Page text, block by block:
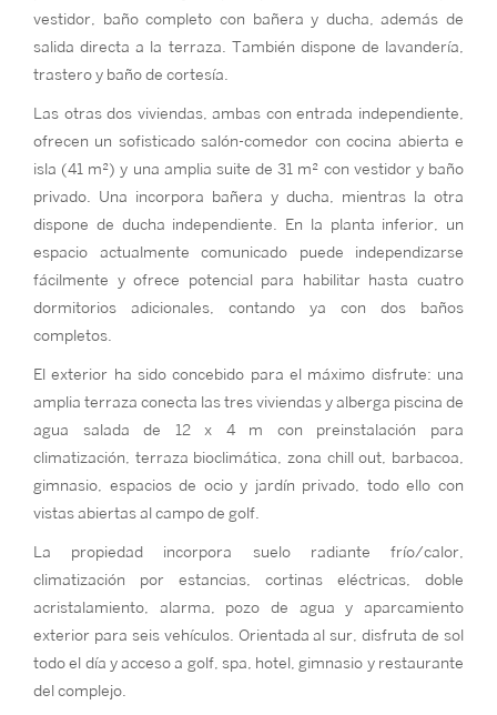
vestidor, baño completo con bañera y ducha, además de
salida directa a la terraza. También dispone de lavandería,
trastero y baño de cortesía.
Las otras dos viviendas, ambas con entrada independiente,
ofrecen un sofisticado salón-comedor con cocina abierta e
isla (41 m²) y una amplia suite de 31 m² con vestidor y baño
privado. Una incorpora bañera y ducha, mientras la otra
dispone de ducha independiente. En la planta inferior, un
espacio actualmente comunicado puede independizarse
fácilmente y ofrece potencial para habilitar hasta cuatro
dormitorios adicionales, contando ya con dos baños
completos.
El exterior ha sido concebido para el máximo disfrute: una
amplia terraza conecta las tres viviendas y alberga piscina de
agua salada de 12 x 4 m con preinstalación para
climatización, terraza bioclimática, zona chill out, barbacoa,
gimnasio, espacios de ocio y jardín privado, todo ello con
vistas abiertas al campo de golf.
La propiedad incorpora suelo radiante frío/calor,
climatización por estancias, cortinas eléctricas, doble
acristalamiento, alarma, pozo de agua y aparcamiento
exterior para seis vehículos. Orientada al sur, disfruta de sol
todo el día y acceso a golf, spa, hotel, gimnasio y restaurante
del complejo.